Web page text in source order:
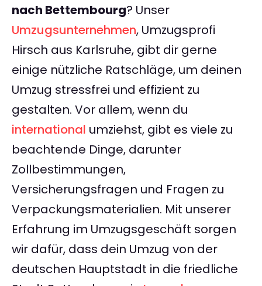
nach Bettembourg? Unser
Umzugsunternehmen, Umzugsprofi
Hirsch aus Karlsruhe, gibt dir gerne
einige nützliche Ratschläge, um deinen
Umzug stressfrei und effizient zu
gestalten. Vor allem, wenn du
international umziehst, gibt es viele zu
beachtende Dinge, darunter
Zollbestimmungen,
Versicherungsfragen und Fragen zu
Verpackungsmaterialien. Mit unserer
Erfahrung im Umzugsgeschäft sorgen
wir dafür, dass dein Umzug von der
deutschen Hauptstadt in die friedliche